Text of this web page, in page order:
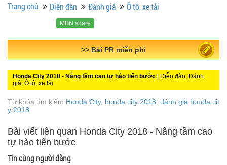
Trang chủ Diễn đàn Đánh giá Ô tô, xe tải
MBN share
>> Quảng cáo miễn phí
Honda City 2018 - Nâng tầm cao tự hào tiến bước | Diễn đàn, Đánh
giá, Ô tô, xe tải
Từ khóa tìm kiếm Honda City, honda city 2018 đánh giá honda cit
y 2018
Bài viết liên quan Honda City 2018 - Nâng tầm cao
tự hào tiến bước
Tin cùng người đăng